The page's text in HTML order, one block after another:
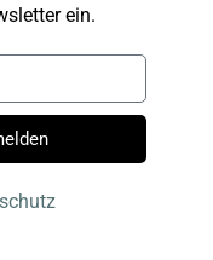
ein.